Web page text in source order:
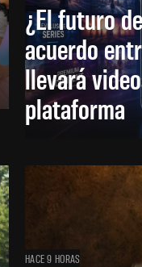
¿El futuro
acuerdo
llevará
plataforma
HACE 9 HORAS